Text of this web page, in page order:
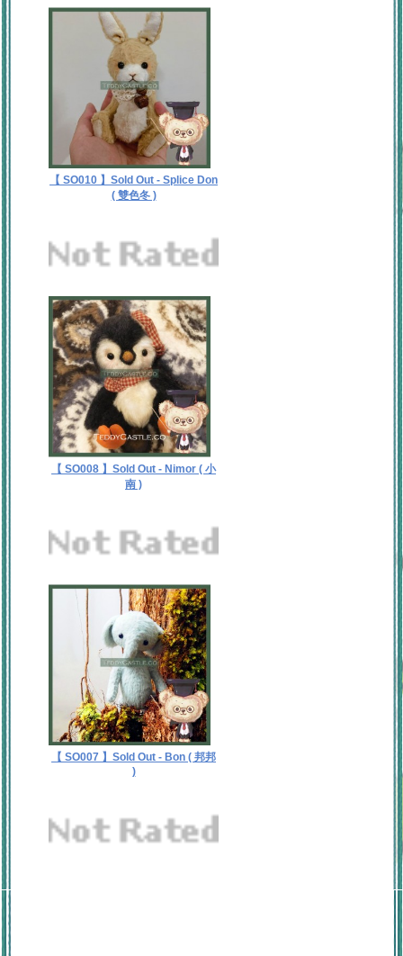
【 SO010 】Sold Out - Splice Don
( 雙色冬 )
【 SO008 】Sold Out - Nimor ( 小
南 )
【 SO007 】Sold Out - Bon ( 邦邦
)